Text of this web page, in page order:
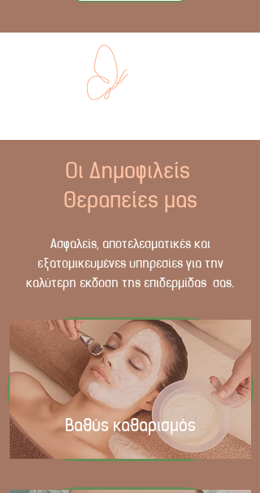
Οι Δημοφιλείς
Θεραπείες μας
Ασφαλείς, αποτελεσματικές και
εξατομικευμένες υπηρεσίες για την
καλύτερη εκδοση της επιδερμίδας σας.
Βαθύς καθαρισμός